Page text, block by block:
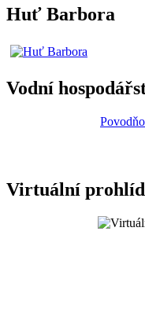
Huť Barbora
Vodní
Virtuální